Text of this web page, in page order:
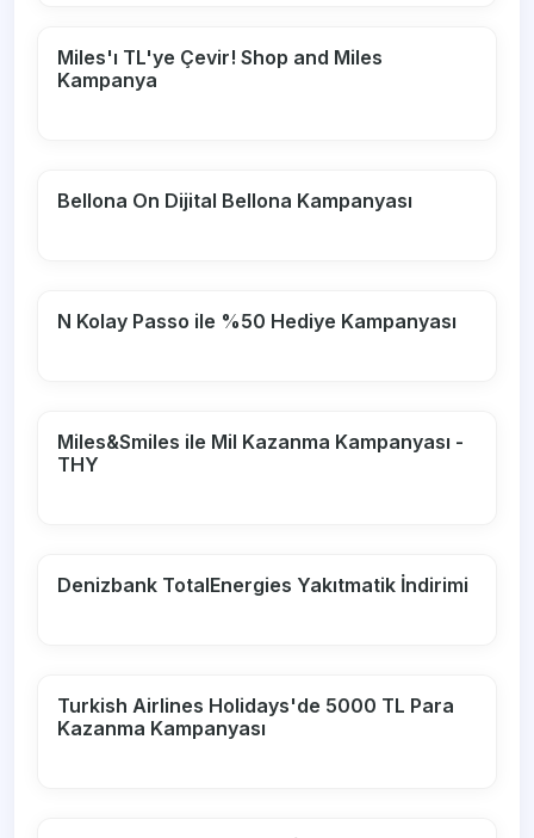
Miles'ı TL'ye Çevir! Shop and Miles
Kampanya
Bellona On Dijital Bellona Kampanyası
N Kolay Passo ile %50 Hediye Kampanyası
Miles&Smiles ile Mil Kazanma Kampanyası -
THY
Denizbank TotalEnergies Yakıtmatik İndirimi
Turkish Airlines Holidays'de 5000 TL Para
Kazanma Kampanyası